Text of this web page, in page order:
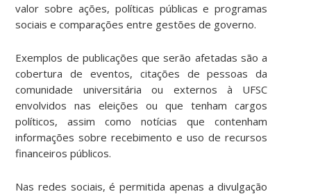
valor sobre ações, políticas públicas e programas
sociais e comparações entre gestões de governo.
Exemplos de publicações que serão afetadas são a
cobertura de eventos, citações de pessoas da
comunidade universitária ou externos à UFSC
envolvidos nas eleições ou que tenham cargos
políticos, assim como notícias que contenham
informações sobre recebimento e uso de recursos
financeiros públicos.
Nas redes sociais, é permitida apenas a divulgação